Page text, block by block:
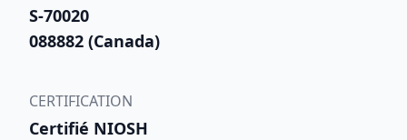
S-70020
088882 (Canada)
CERTIFICATION
Certifié NIOSH